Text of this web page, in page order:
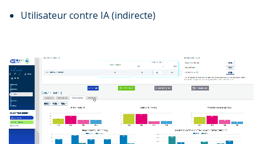
Utilisateur contre IA (indirecte)